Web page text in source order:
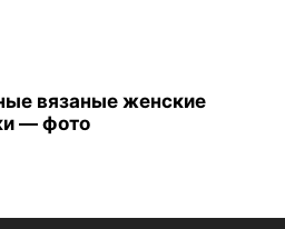
вязаные женские
— фото